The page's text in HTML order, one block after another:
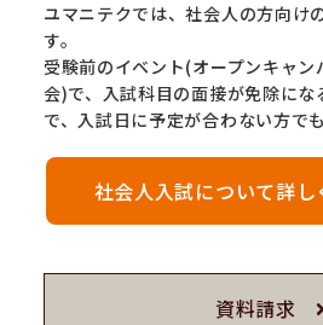
ユマニテクでは、社会人の方向け
す。
受験前のイベント(オープンキャ
会)で、入試科目の面接が免除にな
で、入試日に予定が合わない方で
社会人入試について詳
資料請求